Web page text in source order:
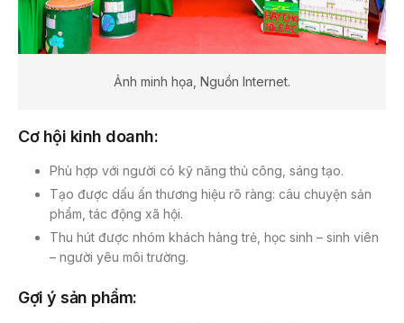
Ảnh minh họa, Nguồn Internet.
Cơ hội kinh doanh:
Phù hợp với người có kỹ năng thủ công, sáng tạo.
Tạo được dấu ấn thương hiệu rõ ràng: câu chuyện sản
phẩm, tác động xã hội.
Thu hút được nhóm khách hàng trẻ, học sinh – sinh viên
– người yêu môi trường.
Gợi ý sản phẩm: